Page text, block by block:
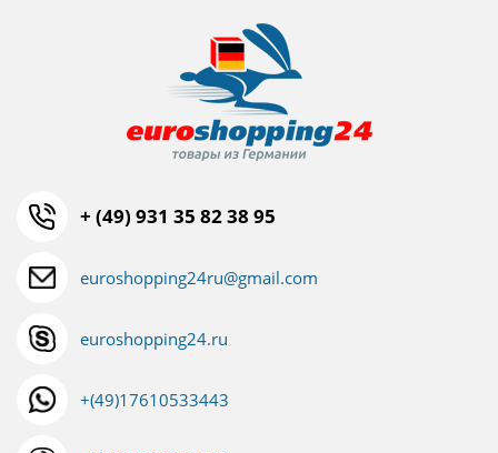
+ (49) 931 35 82 38 95
euroshopping24ru@gmail.com
euroshopping24.ru
+(49)17610533443